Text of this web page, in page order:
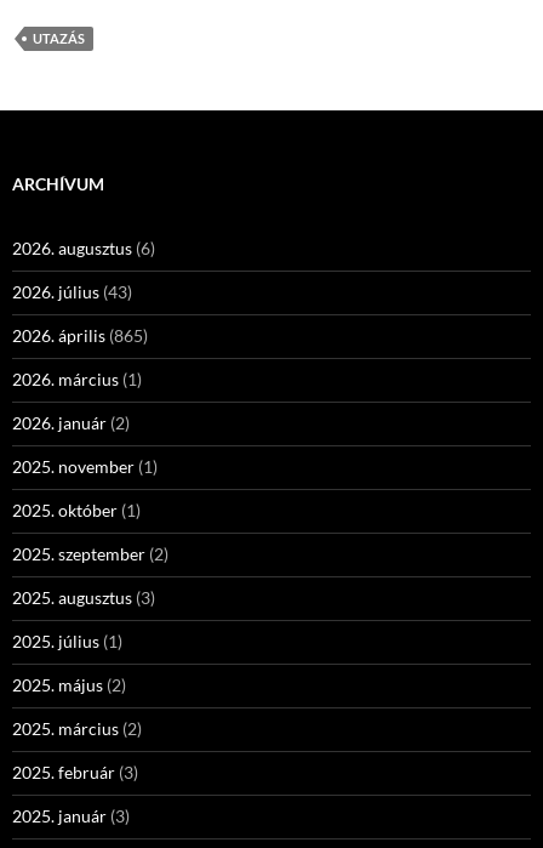
UTAZÁS
ARCHÍVUM
2026. augusztus (6)
2026. július (43)
2026. április (865)
2026. március (1)
2026. január (2)
2025. november (1)
2025. október (1)
2025. szeptember (2)
2025. augusztus (3)
2025. július (1)
2025. május (2)
2025. március (2)
2025. február (3)
2025. január (3)